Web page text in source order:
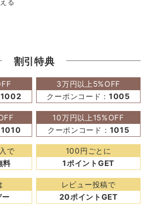
割引特典
1002
3万円以上5%OFF
クーポンコード：1005
1010
10万円以上15%OFF
クーポンコード： 1015
で
料
100円ごとに
1ポイントGET
レビュー投稿で
20ポイントGET